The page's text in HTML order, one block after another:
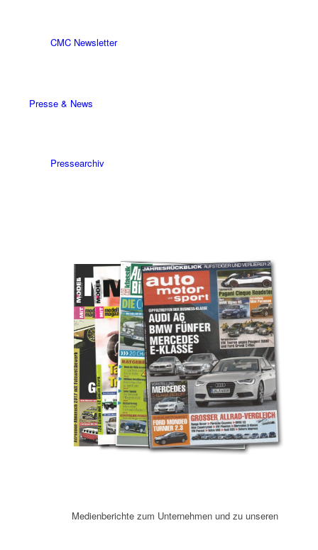
CMC Newsletter
Presse & News
Pressearchiv
Medienberichte zum Unternehmen und zu unseren